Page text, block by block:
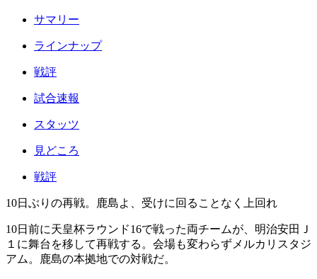
サマリー
ラインナップ
戦評
試合速報
スタッツ
見どころ
戦評
10日ぶりの再戦。鹿島よ、受けに回ることなく上回れ
10日前に天皇杯ラウンド16で戦った両チームが、明治安田Ｊ
１に舞台を移して再戦する。会場も変わらずメルカリスタジ
アム。鹿島の本拠地での対戦だ。